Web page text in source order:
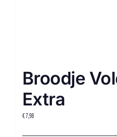
Broodje
Extra
€7,98